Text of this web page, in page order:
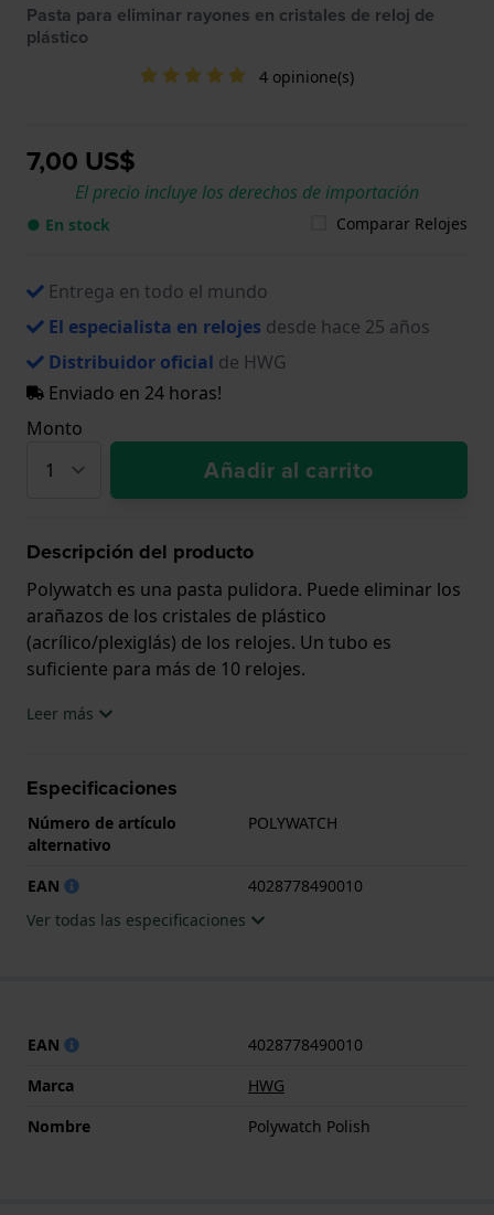
Pasta para eliminar rayones en cristales de reloj de
plástico
4 opinione(s)
7,00 US$
El precio incluye los derechos de importación
● En stock Comparar Relojes
Entrega en todo el mundo
El especialista en relojes desde hace 25 años
Distribuidor oficial de HWG
Enviado en 24 horas!
Monto
Añadir al carrito
Descripción del producto
Polywatch es una pasta pulidora. Puede eliminar los
arañazos de los cristales de plástico
(acrílico/plexiglás) de los relojes. Un tubo es
suficiente para más de 10 relojes.
Leer más
Especificaciones
Número de artículo
alternativo
POLYWATCH
EAN
4028778490010
Ver todas las especificaciones
EAN
4028778490010
Marca
HWG
Nombre
Polywatch Polish